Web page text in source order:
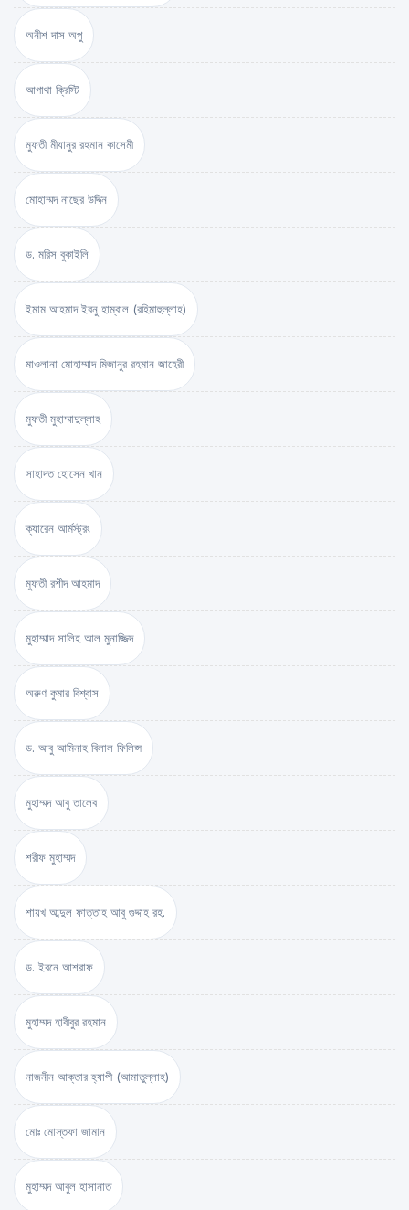
অনীশ দাস অপু
আগাথা ক্রিস্টি
মুফতী মীযানুর রহমান কাসেমী
মোহাম্মদ নাছের উদ্দিন
ড. মরিস বুকাইলি
ইমাম আহমাদ ইবনু হাম্বাল (রহিমাহুল্লাহ)
মাওলানা মোহাম্মাদ মিজানুর রহমান জাহেরী
মুফতী মুহাম্মাদুল্লাহ
সাহাদত হোসেন খান
ক্যারেন আর্মস্ট্রং
মুফতী রশীদ আহমাদ
মুহাম্মাদ সালিহ আল মুনাজ্জিদ
অরুণ কুমার বিশ্বাস
ড. আবু আমিনাহ বিলাল ফিলিপ্স
মুহাম্মদ আবু তালেব
শরীফ মুহাম্মদ
শায়খ আব্দুল ফাত্তাহ আবু গুদ্দাহ রহ.
ড. ইবনে আশরাফ
মুহাম্মদ হাবীবুর রহমান
নাজনীন আক্তার হ্যাপী (আমাতুল্লাহ)
মোঃ মোস্তফা জামান
মুহাম্মদ আবুল হাসানাত